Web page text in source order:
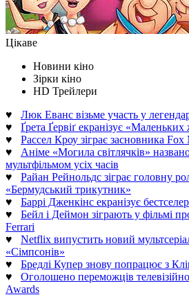
Цікаве
Новини кіно
Зірки кіно
HD Трейлери
♥ Люк Еванс візьме участь у
♥ Ґрета Ґервіґ екранізує «Маленьких
♥ Рассел Кроу зіграє засновника Fox
♥ Аніме «Могила світлячків»
мультфільмом усіх часів
♥ Райан Рейнольдс зіграє головну
«Бермудський трикутник»
♥ Баррі Дженкінс екранізує
♥ Бейл і Деймон зіграють у фільмі
Ferrari
♥ Netflix випустить новий
«Сімпсонів»
♥ Бредлі Купер знову попрацює з
♥ Оголошено переможців
Awards